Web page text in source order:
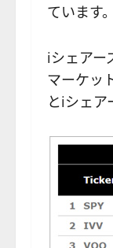
ています。
iシェアー
マーケッ
とiシェア